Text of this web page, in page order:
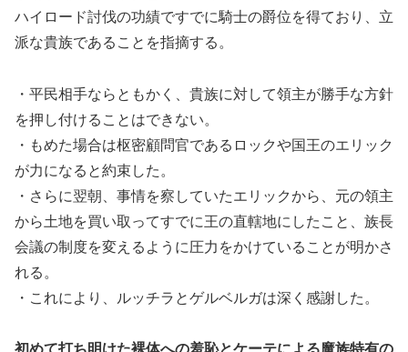
ハイロード討伐の功績ですでに騎士の爵位を得ており、立
派な貴族であることを指摘する。
・平民相手ならともかく、貴族に対して領主が勝手な方針
を押し付けることはできない。
・もめた場合は枢密顧問官であるロックや国王のエリック
が力になると約束した。
・さらに翌朝、事情を察していたエリックから、元の領主
から土地を買い取ってすでに王の直轄地にしたこと、族長
会議の制度を変えるように圧力をかけていることが明かさ
れる。
・これにより、ルッチラとゲルベルガは深く感謝した。